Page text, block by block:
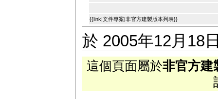
{{link|文件專案|非官方建製版本列表}}
於 2005年12月18
這個頁面屬於非官方建